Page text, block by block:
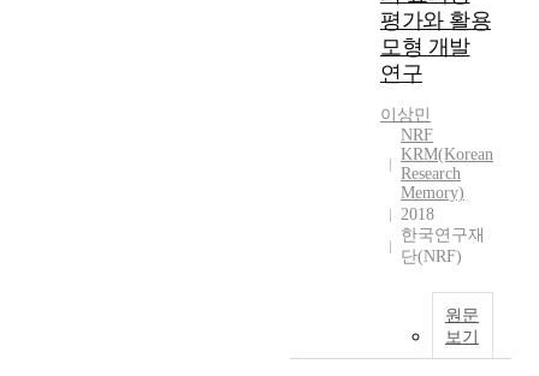
평가와 활용
모형 개발
연구
이상민
NRF
KRM(Korean
Research
Memory)
2018
한국연구재
단(NRF)
원문
보기